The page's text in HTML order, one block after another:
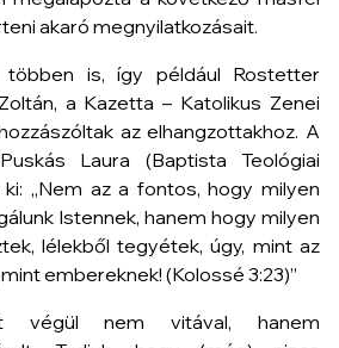
akaró megnyilatkozásait.
többen is, így például Rostetter
a Kazetta – Katolikus Zenei
az elhangzottakhoz. A
Laura (Baptista Teológiai
„Nem az a fontos, hogy milyen
Istennek, hanem hogy milyen
lélekből tegyétek, úgy, mint az
mint embereknek! (Kolossé 3:23)”
végül nem vitával, hanem